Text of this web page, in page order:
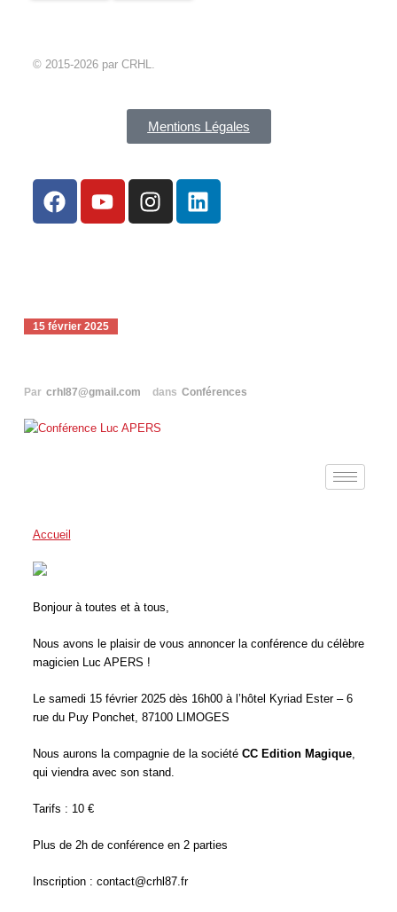
© 2015-2026 par CRHL.
Mentions Légales
15 février 2025
Par crhl87@gmail.com dans Conférences
Accueil
Bonjour à toutes et à tous,
Nous avons le plaisir de vous annoncer la conférence du célèbre
magicien Luc APERS !
Le samedi 15 février 2025 dès 16h00 à l’hôtel Kyriad Ester – 6
rue du Puy Ponchet, 87100 LIMOGES
Nous aurons la compagnie de la sociétéCC Edition Magique,
qui viendra avec son stand.
Tarifs : 10 €
Plus de 2h de conférence en 2 parties
Inscription : contact@crhl87.fr